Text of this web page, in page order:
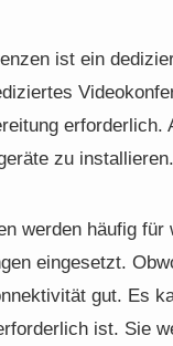
ist ein
zu installieren.
werden häufig
eingesetzt.
gut. Es
ist. Sie